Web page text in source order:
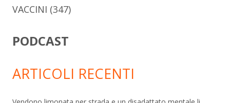
VACCINI (347)
PODCAST
ARTICOLI RECENTI